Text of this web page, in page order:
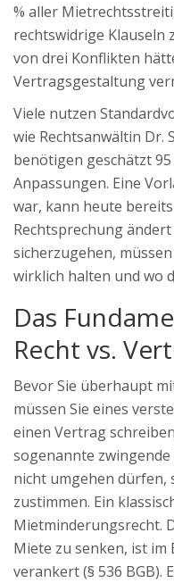
% aller
rechtswidrige Klauseln
von drei Konflikten
Vertragsgestaltung
Viele nutzen
wie Rechtsanwältin Dr.
benötigen geschätzt
Anpassungen. Eine
war, kann heute
Rechtsprechung
sicherzugehen,
wirklich halten und wo
Das
Recht vs.
Bevor Sie überhaupt
müssen Sie eines
einen Vertrag
sogenannte zwingende
nicht umgehen dürfen,
zustimmen. Ein
Mietminderungsrecht.
Miete zu senken, ist im
verankert (§ 536 BGB).